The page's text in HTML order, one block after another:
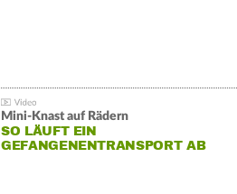
Mini-Knast auf Rädern
SO LÄUFT EIN
GEFANGENENTRANSPORT AB